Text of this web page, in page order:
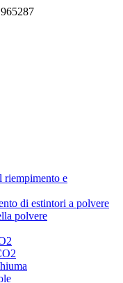
riempimento e
di estintori a polvere
polvere